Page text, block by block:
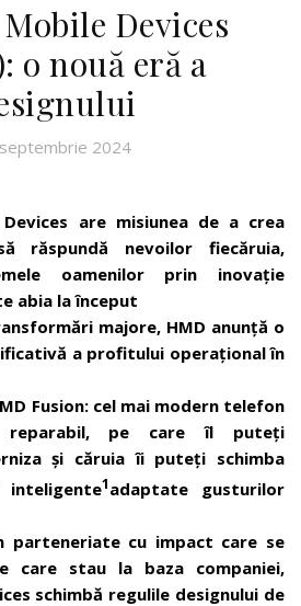
Devices
o nouă eră a
2024
are misiunea de a crea
răspundă nevoilor fiecăruia,
oamenilor prin inovație
abia la început
majore, HMD anunță o
a profitului operațional în
Fusion: cel mai modern telefon
reparabil, pe care îl puteți
și căruia îi puteți schimba
1adaptate gusturilor
parteneriate cu impact care se
care stau la baza companiei,
schimbă regulile designului de